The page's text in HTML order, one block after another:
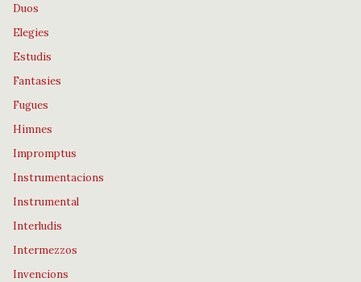
Duos
Elegies
Estudis
Fantasies
Fugues
Himnes
Impromptus
Instrumentacions
Instrumental
Interludis
Intermezzos
Invencions